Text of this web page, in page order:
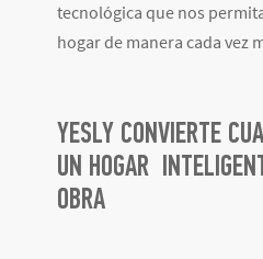
tecnológica que nos
hogar de manera cada vez
YESLY CONVIERTE
UN HOGAR
OBRA